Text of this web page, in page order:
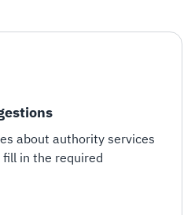
about authority services
in the required